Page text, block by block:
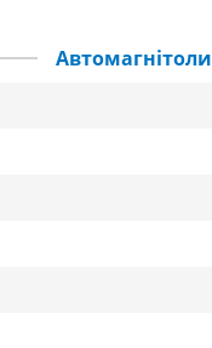
Автомагнітоли